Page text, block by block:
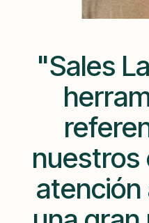
"Sales
nuestros
atención